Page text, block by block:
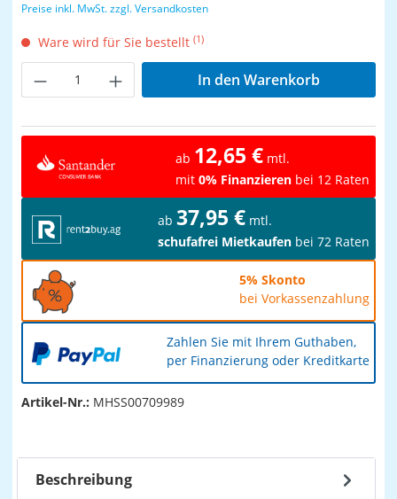
Preise inkl. MwSt. zzgl. Versandkosten
Ware wird für Sie bestellt (1)
Produkt Anzahl: Gib den gewünschten
In den Warenkorb
ab 12,65 € mtl.
mit 0% Finanzieren bei 12 Raten
ab 37,95 € mtl.
schufafrei Mietkaufen bei 72 Raten
5% Skonto
bei Vorkassenzahlung
Zahlen Sie mit Ihrem Guthaben,
per Finanzierung oder Kreditkarte
Artikel-Nr.: MHSS00709989
Beschreibung